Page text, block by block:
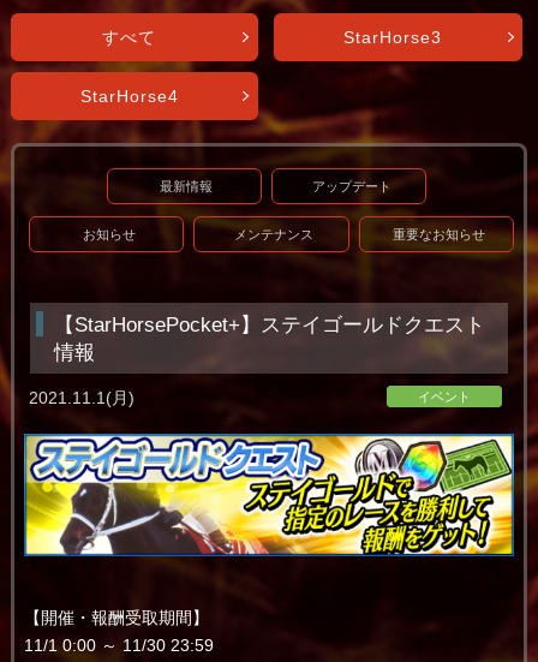
すべて StarHorse3
StarHorse4
最新情報 アップデート
お知らせ メンテナンス 重要なお知らせ
【StarHorsePocket+】ステイゴールドクエスト
情報
イベント
2021.11.1(月)
【開催・報酬受取期間】
11/1 0:00 ～ 11/30 23:59